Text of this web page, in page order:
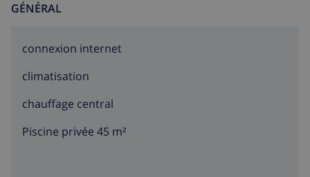
GÉNÉRAL
connexion internet
climatisation
chauffage central
Piscine privée 45 m²